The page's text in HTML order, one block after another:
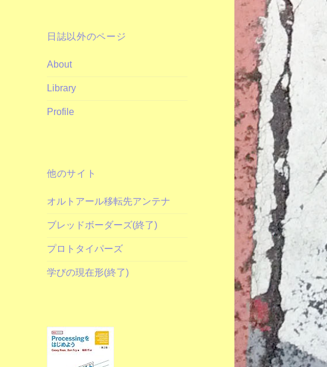
日誌以外のページ
About
Library
Profile
他のサイト
オルトアール移転先アンテナ
ブレッドボーダーズ(終了)
プロトタイパーズ
学びの現在形(終了)